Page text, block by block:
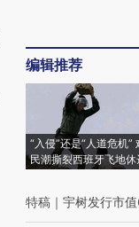
编辑推荐
“入侵”还是“人道危机”
民潮撕裂西班牙飞地休
特稿 ｜ 宇树发行市